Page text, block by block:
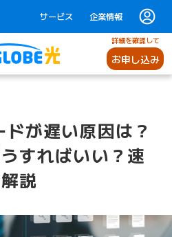
サービス 企業情報
詳細を確認して
お申し込み
が遅い原因は？
すればいい？速
説